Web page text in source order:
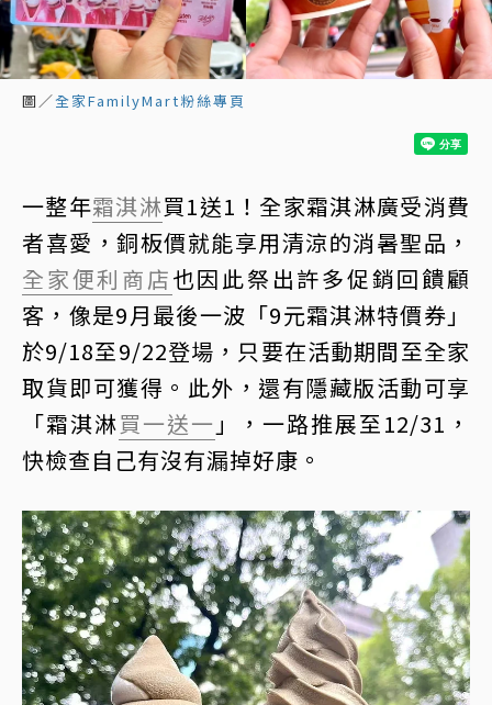
圖／全家FamilyMart粉絲專頁
一整年霜淇淋買1送1！全家霜淇淋廣受消費
者喜愛，銅板價就能享用清涼的消暑聖品，
全家便利商店也因此祭出許多促銷回饋顧
客，像是9月最後一波「9元霜淇淋特價券」
於9/18至9/22登場，只要在活動期間至全家
取貨即可獲得。此外，還有隱藏版活動可享
「霜淇淋買一送一 」，一路推展至12/31，
快檢查自己有沒有漏掉好康。